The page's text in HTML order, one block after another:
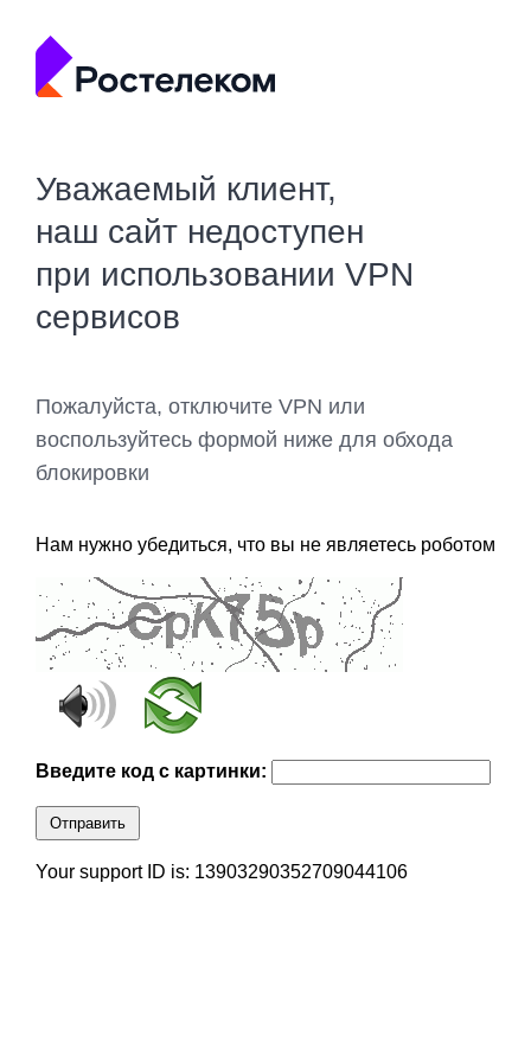
Уважаемый клиент,
наш сайт недоступен
при использовании VPN
сервисов
Пожалуйста, отключите VPN или
воспользуйтесь формой ниже для обхода
блокировки
Нам нужно убедиться, что вы не являетесь роботом
Введите код с картинки:
Отправить
Your support ID is: 13903290352709044106